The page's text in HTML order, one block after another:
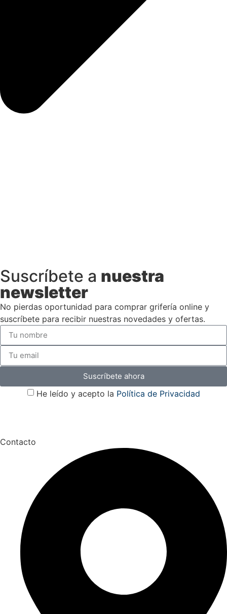
Suscríbete a nuestra
newsletter
No pierdas oportunidad para comprar grifería online y
suscríbete para recibir nuestras novedades y ofertas.
Suscríbete ahora
He leído y acepto la Política de Privacidad
Contacto